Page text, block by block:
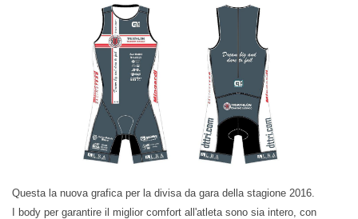
Questa la nuova grafica per la divisa da gara della stagione 2016.
I body per garantire il miglior comfort all'atleta sono sia intero, con